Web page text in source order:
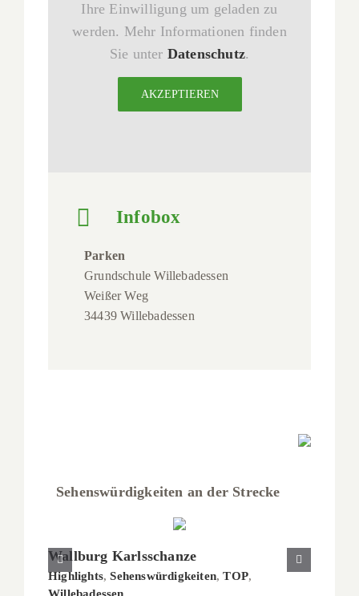
Ihre Einwilligung um geladen zu
werden. Mehr Informationen finden
Sie unter Datenschutz.
AKZEPTIEREN
Infobox
Parken
Grundschule Willebadessen
Weißer Weg
34439 Willebadessen
Sehenswürdigkeiten an der Strecke
Wallburg Karlsschanze
Highlights,Sehenswürdigkeiten,TOP,
Willebadessen